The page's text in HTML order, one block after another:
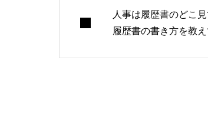
人事は履歴書のどこ
履歴書の書き方を教え